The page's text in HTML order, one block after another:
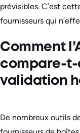
prévisibles. C’est
fournisseurs qui
Comment
compare-t-
validation
De nombreux outils